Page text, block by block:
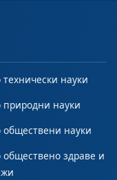
науки
природни науки
обществени науки
обществено здраве и